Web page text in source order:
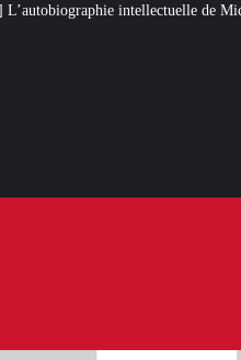
de Michel Maffesoli Pour